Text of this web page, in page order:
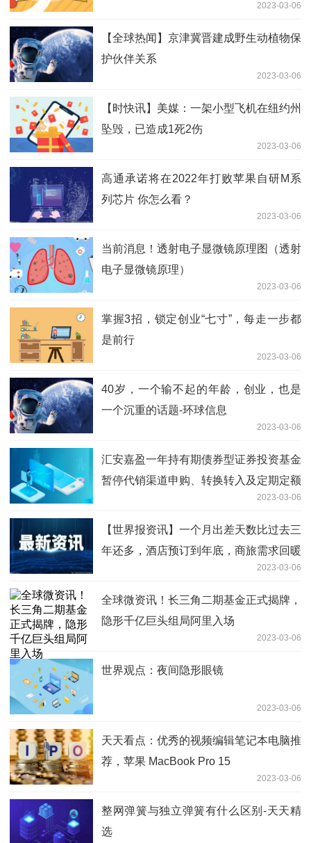
2023-03-06
【全球热闻】京津冀晋建成野生动植物保
护伙伴关系
2023-03-06
【时快讯】美媒：一架小型飞机在纽约州
坠毁，已造成1死2伤
2023-03-06
高通承诺将在2022年打败苹果自研M系
列芯片 你怎么看？
2023-03-06
当前消息！透射电子显微镜原理图（透射
电子显微镜原理）
2023-03-06
掌握3招，锁定创业“七寸”，每走一步都
是前行
2023-03-06
40岁，一个输不起的年龄，创业，也是
一个沉重的话题-环球信息
2023-03-06
汇安嘉盈一年持有期债券型证券投资基金
暂停代销渠道申购、转换转入及定期定额
2023-03-06
【世界报资讯】一个月出差天数比过去三
年还多，酒店预订到年底，商旅需求回暖
2023-03-06
全球微资讯！长三角二期基金正式揭牌，
隐形千亿巨头组局阿里入场
2023-03-06
世界观点：夜间隐形眼镜
2023-03-06
天天看点：优秀的视频编辑笔记本电脑推
荐，苹果 MacBook Pro 15
2023-03-06
整网弹簧与独立弹簧有什么区别-天天精
选